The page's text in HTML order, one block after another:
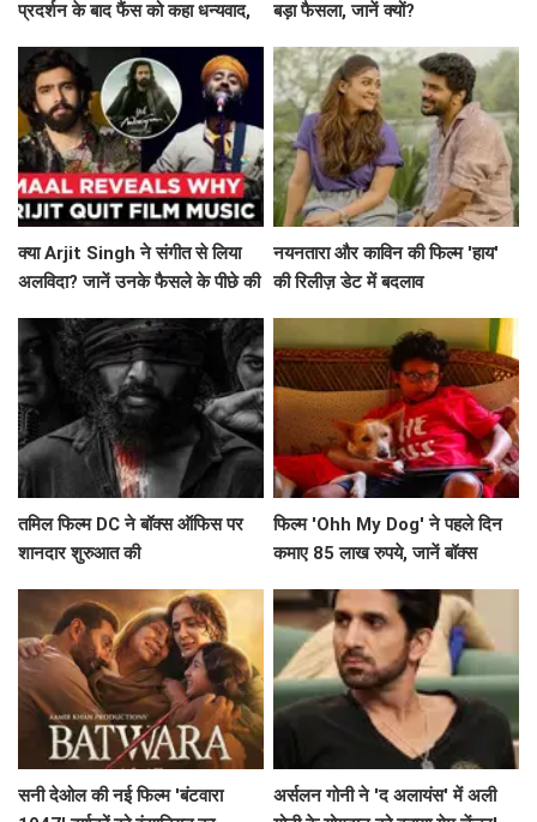
प्रदर्शन के बाद फैंस को कहा धन्यवाद,
बड़ा फैसला, जानें क्यों?
क्या Arjit Singh ने संगीत से लिया
अलविदा? जानें उनके फैसले के पीछे की
नयनतारा और काविन की फिल्म 'हाय'
की रिलीज़ डेट में बदलाव
तमिल फिल्म DC ने बॉक्स ऑफिस पर
शानदार शुरुआत की
फिल्म 'Ohh My Dog' ने पहले दिन
कमाए 85 लाख रुपये, जानें बॉक्स
सनी देओल की नई फिल्म 'बंटवारा
अर्सलन गोनी ने 'द अलायंस' में अली